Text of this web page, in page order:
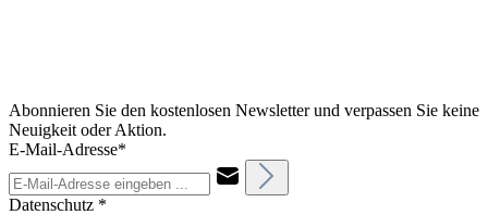
Abonnieren Sie den kostenlosen Newsletter und verpassen Sie keine
Neuigkeit oder Aktion.
E-Mail-Adresse*
Datenschutz *